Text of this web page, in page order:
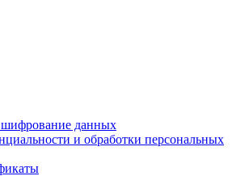
данных
и обработки персональных